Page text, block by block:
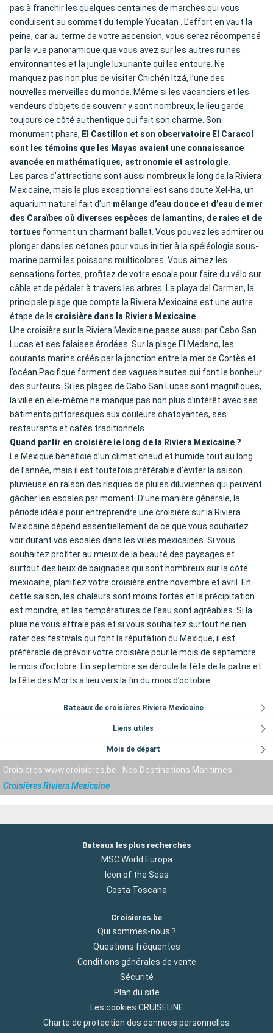
pas à franchir les quelques centaines de marches qui vous
conduisent au sommet du temple Yucatan . L’effort en vaut la
peine, car au terme de votre ascension, vous serez récompensé
par la vue panoramique que vous avez sur les autres ruines
environnantes et la jungle luxuriante qui les entoure. Ne
manquez pas non plus de visiter Chichén Itzá, l’une des
nouvelles merveilles du monde. Même si les vacanciers et les
vendeurs d’objets de souvenir y sont nombreux, le lieu garde
toujours ce côté authentique qui fait son charme. Son
monument phare, El Castillon et son observatoire El Caracol
sont les témoins que les Mayas avaient une connaissance
avancée en mathématiques, astronomie et astrologie.
Les parcs d’attractions sont aussi nombreux le long de la Riviera
Mexicaine, mais le plus exceptionnel est sans doute Xel-Ha, un
aquarium naturel fait d’un mélange d’eau douce et d’eau de mer
des Caraïbes où diverses espèces de lamantins, de raies et de
tortues forment un charmant ballet. Vous pouvez les admirer ou
plonger dans les cetones pour vous initier à la spéléologie sous-
marine parmi les poissons multicolores. Vous aimez les
sensations fortes, profitez de votre escale pour faire du vélo sur
câble et de pédaler à travers les arbres. La playa del Carmen, la
principale plage que compte la Riviera Mexicaine est une autre
étape de la croisière dans la Riviera Mexicaine.
Une croisière sur la Riviera Mexicaine passe aussi par Cabo San
Lucas et ses falaises érodées. Sur la plage El Medano, les
courants marins créés par la jonction entre la mer de Cortès et
l’océan Pacifique forment des vagues hautes qui font le bonheur
des surfeurs. Si les plages de Cabo San Lucas sont magnifiques,
la ville en elle-même ne manque pas non plus d’intérêt avec ses
bâtiments pittoresques aux couleurs chatoyantes, ses
restaurants et cafés traditionnels.
Quand partir en croisière le long de la Riviera Mexicaine ?
Le Mexique bénéficie d’un climat chaud et humide tout au long
de l’année, mais il est toutefois préférable d’éviter la saison
pluvieuse en raison des risques de pluies diluviennes qui peuvent
gâcher les escales par moment. D’une manière générale, la
période idéale pour entreprendre une croisière sur la Riviera
Mexicaine dépend essentiellement de ce que vous souhaitez
voir durant vos escales dans les villes mexicaines. Si vous
souhaitez profiter au mieux de la beauté des paysages et
surtout des lieux de baignades qui sont nombreux sur la côte
mexicaine, planifiez votre croisière entre novembre et avril. En
cette saison, les chaleurs sont moins fortes et la précipitation
est moindre, et les températures de l’eau sont agréables. Si la
pluie ne vous effraie pas et si vous souhaitez surtout ne rien
rater des festivals qui font la réputation du Mexique, il est
préférable de prévoir votre croisière pour le mois de septembre
le mois d’octobre. En septembre se déroule la fête de la patrie et
la fête des Morts a lieu vers la fin du mois d’octobre.
Bateaux de croisières Riviera Mexicaine
Liens utiles
Mois de départ
Croisières www.croisieres.be
Nos Destinations Maritimes
Croisières Riviera Mexicaine
Bateaux les plus recherchés
MSC World Europa
Icon of the Seas
Costa Toscana
Croisieres.be
Qui sommes-nous ?
Questions fréquentes
Conditions générales de vente
Sécurité
Plan du site
Les cookies CRUISELINE
Charte de protection des donnees personnelles